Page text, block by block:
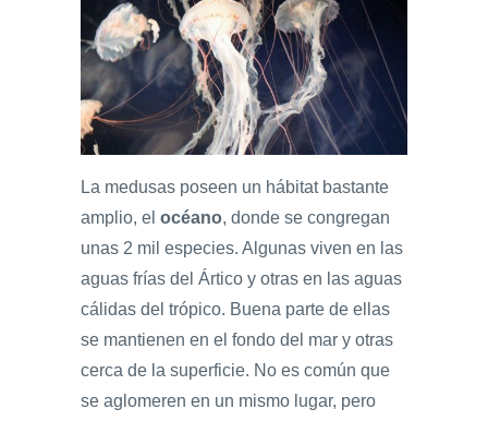
La medusas poseen un hábitat bastante
amplio, el océano, donde se congregan
unas 2 mil especies. Algunas viven en las
aguas frías del Ártico y otras en las aguas
cálidas del trópico. Buena parte de ellas
se mantienen en el fondo del mar y otras
cerca de la superficie. No es común que
se aglomeren en un mismo lugar, pero